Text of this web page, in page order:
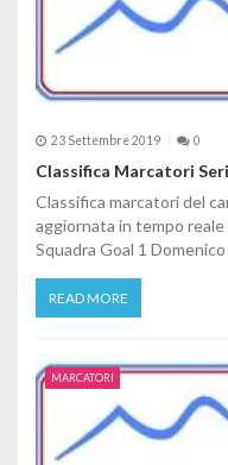
23 Settembre 2019 0
Classifica Marcatori
Classifica marcatori del
aggiornata in tempo
Squadra Goal 1
READ MORE
MARCATORI